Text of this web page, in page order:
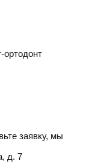
ортодонт
заявку, мы
д. 7